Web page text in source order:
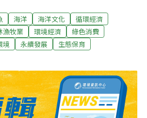
一同來關心海洋資源逐漸減少的危機！
？」這是我大學魚類學老師提出的第
友的塗鴉般，當時我腦袋裡浮現出的
錘狀的外形，後端有尾巴，背上有背
子有腹鰭，身體蓋滿了透明鱗片，但
的魚在挑戰這典型的魚類形象，白帶
中的銀色寶劍兇惡的長牙大口，細窄
狀的身軀，高聳透明的背鰭從頭後延
退化為細絲狀或者消失，腹鰭也退化
海洋 海洋文化
循環經濟
漁牧業 環境經濟
綠色消費
境 永續發展
生態保育